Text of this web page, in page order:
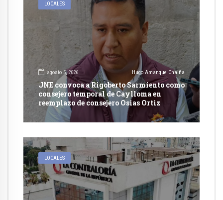
LOCALES
agosto 5, 2026 Hugo Amanque Chaiña
JNE convoca a Rigoberto Sarmiento como
consejero temporal de Caylloma en
reemplazo de consejero Osias Ortiz
LOCALES